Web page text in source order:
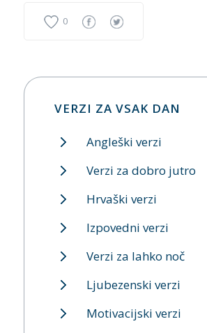
0
VERZI ZA VSAK DAN
Angleški verzi
Verzi za dobro jutro
Hrvaški verzi
Izpovedni verzi
Verzi za lahko noč
Ljubezenski verzi
Motivacijski verzi